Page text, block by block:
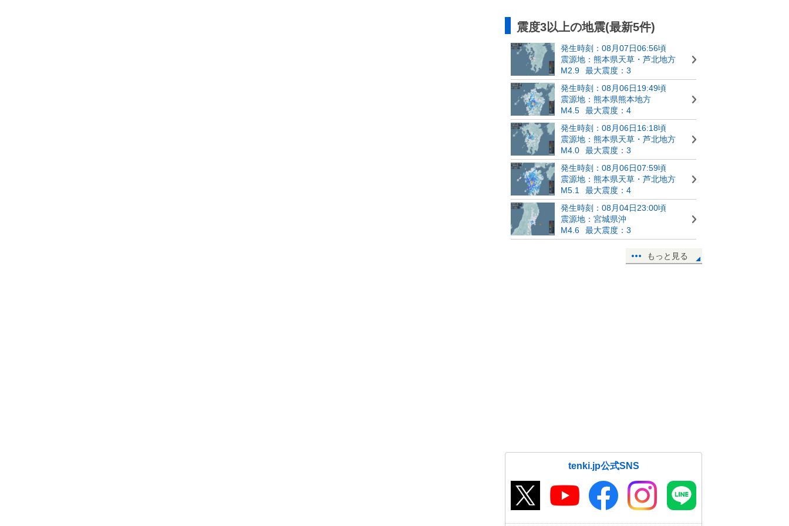
震度3以上の地震(最新5件)
発生時刻：08月07日06:56頃
震源地：熊本県天草・芦北地方
M2.9
最大震度：3
発生時刻：08月06日19:49頃
震源地：熊本県熊本地方
M4.5
最大震度：4
発生時刻：08月06日16:18頃
震源地：熊本県天草・芦北地方
M4.0
最大震度：3
発生時刻：08月06日07:59頃
震源地：熊本県天草・芦北地方
M5.1
最大震度：4
発生時刻：08月04日23:00頃
震源地：宮城県沖
M4.6
最大震度：3
もっと見る
tenki.jp公式SNS